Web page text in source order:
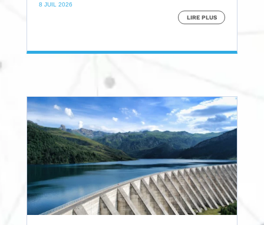
8 JUIL 2026
LIRE PLUS